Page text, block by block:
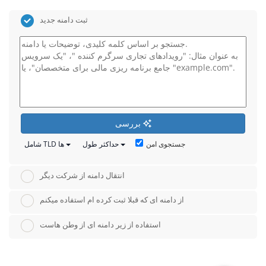
ثبت دامنه جدید
شامل TLD ها حداکثر طول جستجوی امن
انتقال دامنه از شرکت دیگر
از دامنه ای که قبلا ثبت کرده ام استفاده میکنم
استفاده از زیر دامنه ای از وطن هاست